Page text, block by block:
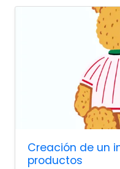
Creación de un
productos